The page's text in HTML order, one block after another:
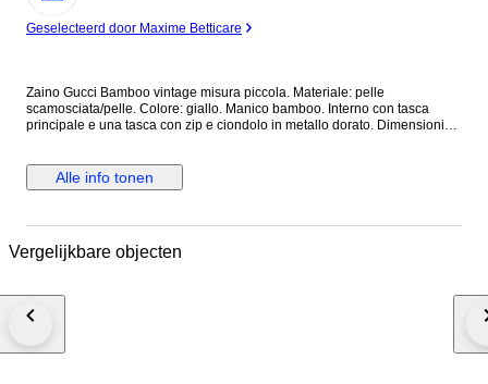
Expert
Geselecteerd door Maxime Betticare
Zaino Gucci Bamboo vintage misura piccola. Materiale: pelle
scamosciata/pelle. Colore: giallo. Manico bamboo. Interno con tasca
principale e una tasca con zip e ciondolo in metallo dorato. Dimensioni
per la conservazione soprattutto nelle parti in camoscio. Necessita
semplicemente di pulizia. Deformazione dei manici in pelle, leggeri segni.
Condizioni interne: buone condizioni. Leggero odore di chiuso.
limitazioni o costi di importazione e dogana sono a carico dell'acquirente.
Alle info tonen
Vergelijkbare objecten